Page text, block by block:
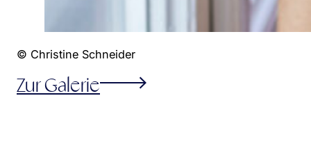
© Christine Schneider
Zur Galerie